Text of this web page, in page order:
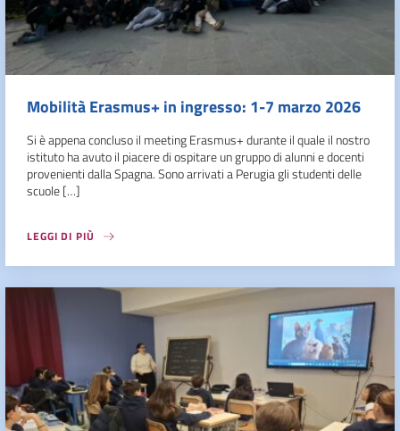
Mobilità Erasmus+ in ingresso: 1-7 marzo 2026
Si è appena concluso il meeting Erasmus+ durante il quale il nostro
istituto ha avuto il piacere di ospitare un gruppo di alunni e docenti
provenienti dalla Spagna. Sono arrivati a Perugia gli studenti delle
scuole […]
LEGGI DI PIÙ